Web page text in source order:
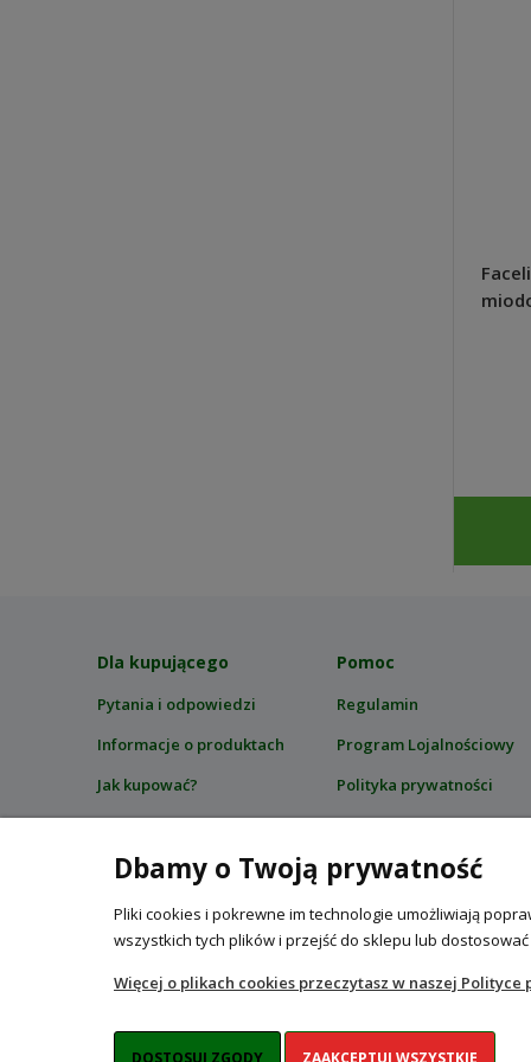
Dla kupującego
Pytania i odpowiedzi
Informacje o produktach
Jak kupować?
Bezpieczeństwo zakupów
Kalendarz ogrodnika
Pomoc
Regulamin
Program Lojalnościowy
Polityka prywatności
Certyfikaty i zgodność z
Internetowy sklep ogrodniczy z
Dbamy o Twoją prywatność
Pliki cookies i pokrewne im technologie umożliwiają
wszystkich tych plików i przejść do sklepu lub
Więcej o plikach cookies przeczytasz w naszej Polityce
DOSTOSUJ ZGODY ZAAKCEPTUJ WSZYSTKIE